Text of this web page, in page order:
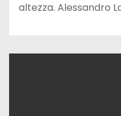
altezza. Alessandro